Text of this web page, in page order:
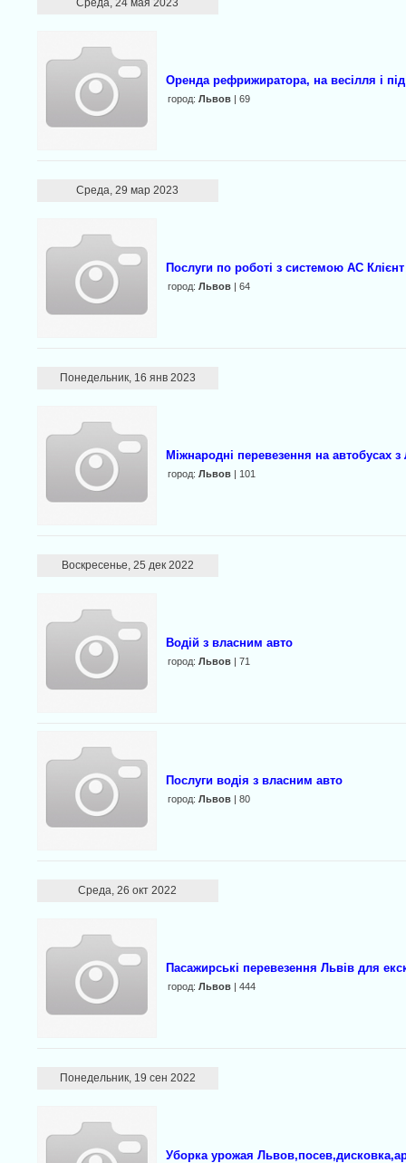
Среда, 24 мая 2023
Оренда рефрижиратора, на весілля і
город: Львов| 69
Среда, 29 мар 2023
Послуги по роботі з системою АС
город: Львов| 64
Понедельник, 16 янв 2023
Міжнародні перевезення на автобусах
город: Львов| 101
Воскресенье, 25 дек 2022
Водій з власним авто
город: Львов| 71
Послуги водія з власним авто
город: Львов| 80
Среда, 26 окт 2022
Пасажирські перевезення Львів для
город: Львов| 444
Понедельник, 19 сен 2022
Уборка урожая